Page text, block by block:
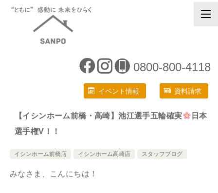
0800-800-4118
イベント情報 資料請求
【イシンホーム前橋・高崎】池江選手五輪確実
日本
選手権V！！
イシンホーム前橋店 イシンホーム高崎店 スタッフブログ
みなさま、こんにちは！